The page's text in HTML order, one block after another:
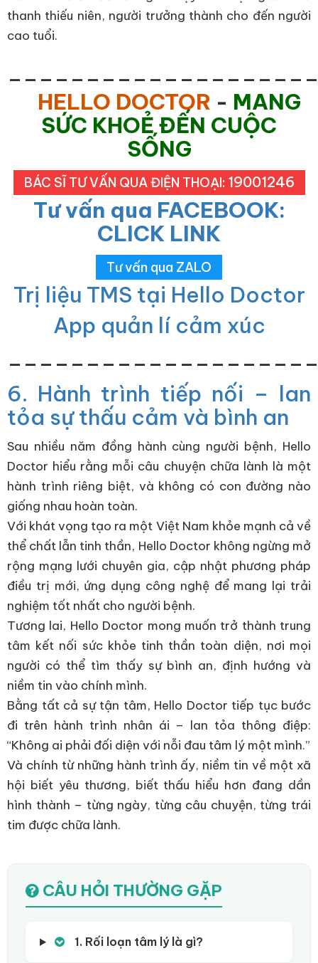
thanh thiếu niên, người trưởng thành cho đến người
cao tuổi.
HELLO DOCTOR - MANG
SỨC KHOẺ ĐẾN CUỘC
SỐNG
BÁC SĨ TƯ VẤN QUA ĐIỆN THOẠI: 19001246
Tư vấn qua FACEBOOK:
CLICK LINK
Tư vấn qua ZALO
Trị liệu TMS tại Hello Doctor
App quản lí cảm xúc
6. Hành trình tiếp nối – lan
tỏa sự thấu cảm và bình an
Sau nhiều năm đồng hành cùng người bệnh, Hello
Doctor hiểu rằng mỗi câu chuyện chữa lành là một
hành trình riêng biệt, và không có con đường nào
giống nhau hoàn toàn.
Với khát vọng tạo ra một Việt Nam khỏe mạnh cả về
thể chất lẫn tinh thần, Hello Doctor không ngừng mở
rộng mạng lưới chuyên gia, cập nhật phương pháp
điều trị mới, ứng dụng công nghệ để mang lại trải
nghiệm tốt nhất cho người bệnh.
Tương lai, Hello Doctor mong muốn trở thành trung
tâm kết nối sức khỏe tinh thần toàn diện, nơi mọi
người có thể tìm thấy sự bình an, định hướng và
niềm tin vào chính mình.
Bằng tất cả sự tận tâm, Hello Doctor tiếp tục bước
đi trên hành trình nhân ái – lan tỏa thông điệp:
“Không ai phải đối diện với nỗi đau tâm lý một mình.”
Và chính từ những hành trình ấy, niềm tin về một xã
hội biết yêu thương, biết thấu hiểu hơn đang dần
hình thành – từng ngày, từng câu chuyện, từng trái
tim được chữa lành.
CÂU HỎI THƯỜNG GẶP
1. Rối loạn tâm lý là gì?